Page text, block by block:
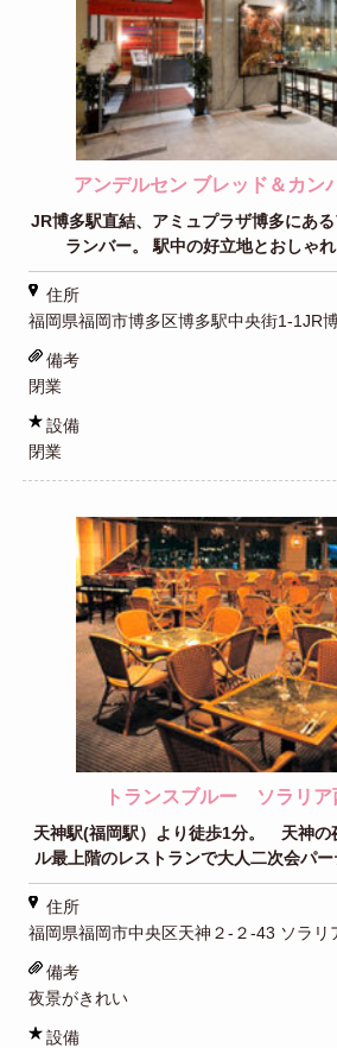
アンデルセン ブレッド＆カン
JR博多駅直結、アミュプラザ博多にあ
ランバー。 駅中の好立地とおしゃ
住所
福岡県福岡市博多区博多駅中央街1-1JR
備考
閉業
設備
閉業
トランスブルー ソラリア
天神駅(福岡駅）より徒歩1分。 天神の
ル最上階のレストランで大人二次会パ
住所
福岡県福岡市中央区天神２-２-43 ソラリ
備考
夜景がきれい
設備